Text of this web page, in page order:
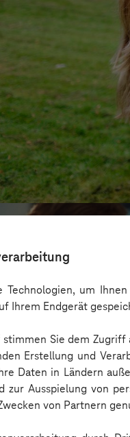
um
Ihrem Endgerät
Sie dem
Erstellung und
Daten in Ländern
zur Ausspielung von
von Partnern